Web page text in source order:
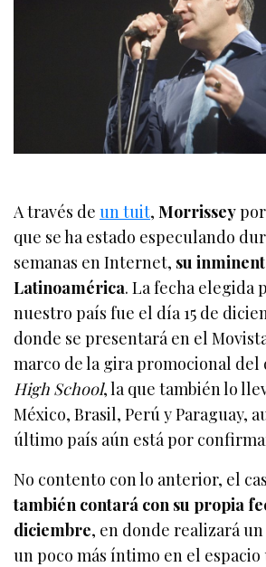
A través deun tuit,Morrissey
que se ha estado especulando
semanas en Internet, su
Latinoamérica. La fecha elegida
nuestro país fue el día 15 de
donde se presentará en el
marco de la gira promocional del
High School, la que también lo
México, Brasil, Perú y Paraguay,
último país aún está por
No contento con lo anterior, el
también contará con su propia
diciembre, en donde realizará
un poco más íntimo en el espacio